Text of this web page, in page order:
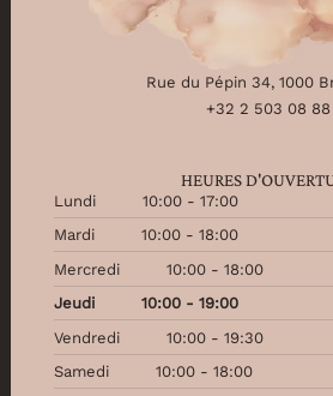
Rue du Pépin 34, 1000
+32 2 503 08 88
HEURES
Lundi
10:00 - 17:00
Mardi
10:00 - 18:00
Mercredi
10:00 - 18:00
Jeudi
10:00 - 19:00
Vendredi
10:00 - 19:30
Samedi
10:00 - 18:00